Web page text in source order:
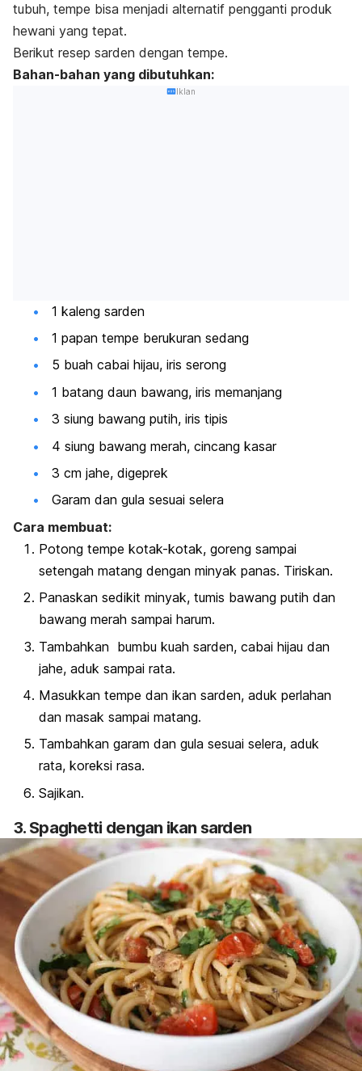
tubuh, tempe bisa menjadi alternatif pengganti produk
hewani yang tepat.
Berikut resep sarden dengan tempe.
Bahan-bahan yang dibutuhkan:
Iklan
1 kaleng sarden
1 papan tempe berukuran sedang
5 buah cabai hijau, iris serong
1 batang daun bawang, iris memanjang
3 siung bawang putih, iris tipis
4 siung bawang merah, cincang kasar
3 cm jahe, digeprek
Garam dan gula sesuai selera
Cara membuat:
Potong tempe kotak-kotak, goreng sampai
setengah matang dengan minyak panas. Tiriskan.
Panaskan sedikit minyak, tumis bawang putih dan
bawang merah sampai harum.
Tambahkan bumbu kuah sarden, cabai hijau dan
jahe, aduk sampai rata.
Masukkan tempe dan ikan sarden, aduk perlahan
dan masak sampai matang.
Tambahkan garam dan gula sesuai selera, aduk
rata, koreksi rasa.
Sajikan.
3. Spaghetti dengan ikan sarden